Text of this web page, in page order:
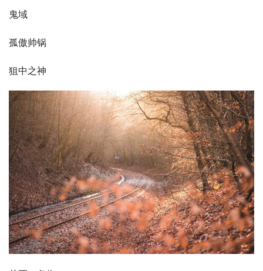
鬼域
孤傲帅锅
狙中之神